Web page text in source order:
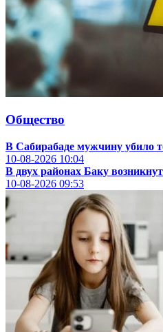
Общество
В Сабирабаде мужчину убило
10-08-2026 10:04
В двух районах Баку
10-08-2026 09:53